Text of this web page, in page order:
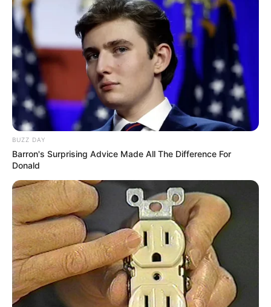
BUZZ DAY
Barron's Surprising Advice Made All The Difference For
Donald